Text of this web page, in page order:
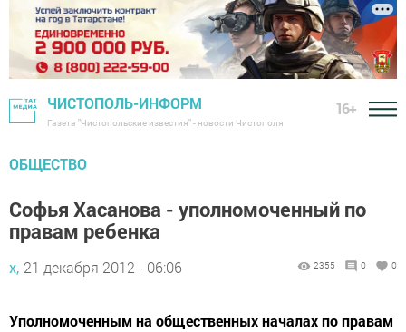
ЧИСТОПОЛЬ-ИНФОРМ
Газета "Чистопольские известия" - новости Чистополя
16+
ОБЩЕСТВО
Софья Хасанова - уполномоченный по
правам ребенка
х, 21 декабря 2012 - 06:06 2355 0 0
Уполномоченным на общественных началах по правам